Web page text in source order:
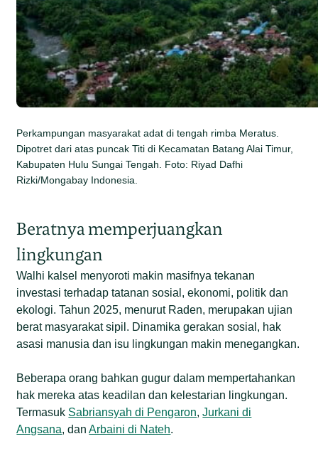
Perkampungan masyarakat adat di tengah rimba Meratus.
Dipotret dari atas puncak Titi di Kecamatan Batang Alai Timur,
Kabupaten Hulu Sungai Tengah. Foto: Riyad Dafhi
Rizki/Mongabay Indonesia.
Beratnya memperjuangkan
lingkungan
Walhi kalsel menyoroti makin masifnya tekanan
investasi terhadap tatanan sosial, ekonomi, politik dan
ekologi. Tahun 2025, menurut Raden, merupakan ujian
berat masyarakat sipil. Dinamika gerakan sosial, hak
asasi manusia dan isu lingkungan makin menegangkan.
Beberapa orang bahkan gugur dalam mempertahankan
hak mereka atas keadilan dan kelestarian lingkungan.
Termasuk Sabriansyah di Pengaron,Jurkani di
Angsana, danArbaini di Nateh.